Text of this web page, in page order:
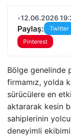
•12.06.2026
Paylaş: Twitter
Pinterest
Bölge genelinde
firmamız, yolda
sürücülere en
aktararak kesin
sahiplerinin
deneyimli